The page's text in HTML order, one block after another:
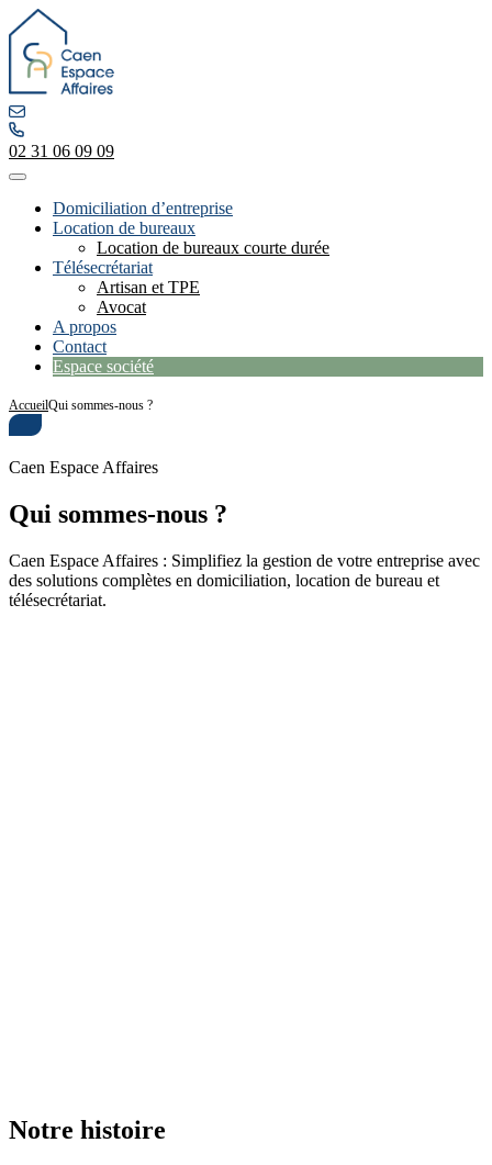
02 31 06 09 09
Domiciliation d’entreprise
Location de bureaux
Location de bureaux courte durée
Télésecrétariat
Artisan et TPE
Avocat
A propos
Contact
Espace société
AccueilQui sommes-nous ?
Caen Espace Affaires
Qui sommes-nous ?
Caen Espace Affaires : Simplifiez la gestion de votre entreprise avec
des solutions complètes en domiciliation, location de bureau et
télésecrétariat.
Notre histoire